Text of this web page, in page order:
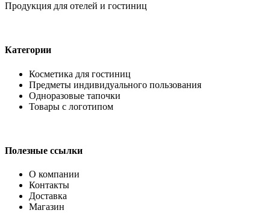
Продукция для отелей и гостиниц
Категории
Косметика для гостиниц
Предметы индивидуального пользования
Одноразовые тапочки
Товары с логотипом
Полезные ссылки
О компании
Контакты
Доставка
Магазин